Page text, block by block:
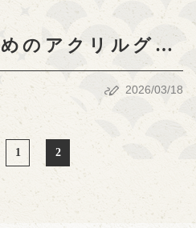
のアクリルグッ
方ガイド
2026/03/18
1 2